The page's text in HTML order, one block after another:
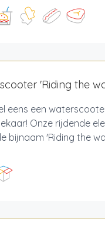
'Riding the
eens een
Onze rijdende
bijnaam 'Riding the